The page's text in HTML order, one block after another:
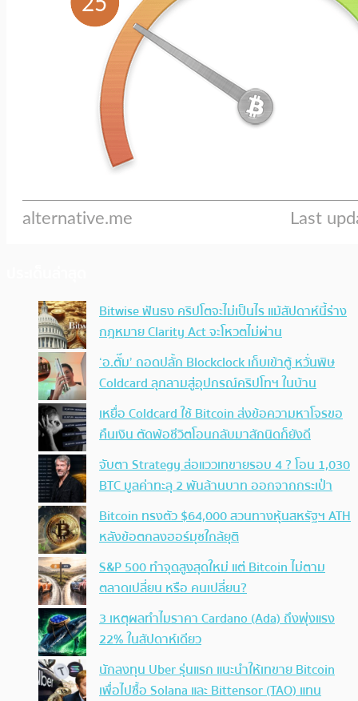
Bitwise ฟันธง คริปโตจะไม่เป็นไร แม้สัปดาห์นี้ร่าง
กฎหมาย Clarity Act จะโหวตไม่ผ่าน
‘อ.ตั๊ม’ ถอดปลั้ก Blockclock เก็บเข้าตู้ หวั่นพิษ
Coldcard ลุกลามสู่อุปกรณ์คริปโทฯ ในบ้าน
เหยื่อ Coldcard ใช้ Bitcoin ส่งข้อความหาโจรขอ
คืนเงิน ตัดพ้อชีวิตโอนกลับมาสักนิดก็ยังดี
จับตา Strategy ส่อแววเทขายรอบ 4 ? โอน 1,030
BTC มูลค่าทะลุ 2 พันล้านบาท ออกจากกระเป๋า
Bitcoin ทรงตัว $64,000 สวนทางหุ้นสหรัฐฯ ATH
หลังข้อตกลงฮอร์มุซใกล้ยุติ
S&P 500 ทำจุดสูงสุดใหม่ แต่ Bitcoin ไม่ตาม
ตลาดเปลี่ยน หรือ คนเปลี่ยน?
3 เหตุผลทำไมราคา Cardano (Ada) ถึงพุ่งแรง
22% ในสัปดาห์เดียว
นักลงทุน Uber รุ่นแรก แนะนำให้เทขาย Bitcoin
เพื่อไปซื้อ Solana และ Bittensor (TAO) แทน